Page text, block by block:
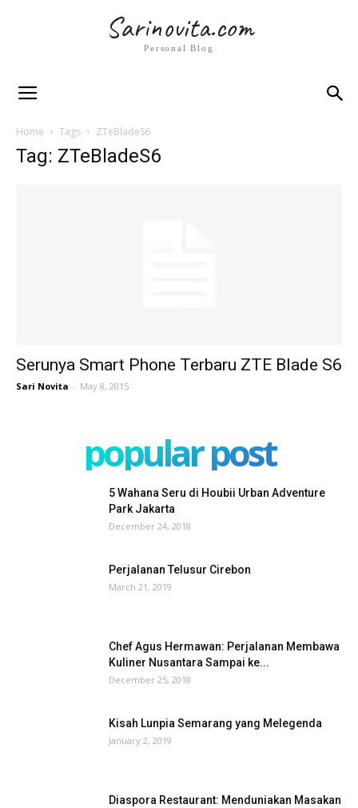
Sarinovita.com
Personal Blog
Home Tags ZTeBladeS6
Tag: ZTeBladeS6
Serunya Smart Phone Terbaru ZTE Blade S6
Sari Novita - May 8, 2015
popular post
5 Wahana Seru di Houbii Urban Adventure
Park Jakarta
December 24, 2018
Perjalanan Telusur Cirebon
March 21, 2019
Chef Agus Hermawan: Perjalanan Membawa
Kuliner Nusantara Sampai ke...
December 25, 2018
Kisah Lunpia Semarang yang Melegenda
January 2, 2019
Diaspora Restaurant: Menduniakan Masakan